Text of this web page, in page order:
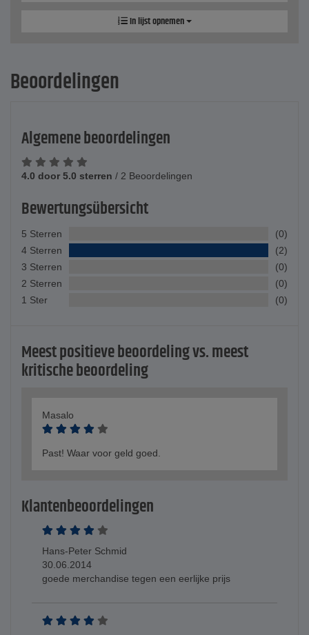
In lijst opnemen
Beoordelingen
Algemene beoordelingen
4.0 door 5.0 sterren / 2 Beoordelingen
Bewertungsübersicht
5 Sterren
(0)
4 Sterren
(2)
3 Sterren
(0)
2 Sterren
(0)
1 Ster
(0)
Meest positieve beoordeling vs. meest
kritische beoordeling
Masalo
Past! Waar voor geld goed.
Klantenbeoordelingen
Hans-Peter Schmid
30.06.2014
goede merchandise tegen een eerlijke prijs